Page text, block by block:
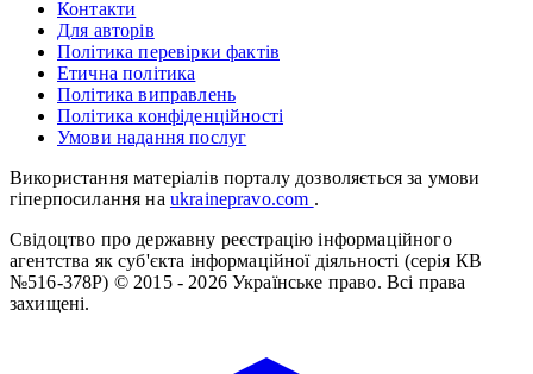
Контакти
Для авторів
Політика перевірки фактів
Етична політика
Політика виправлень
Політика конфіденційності
Умови надання послуг
Використання матеріалів порталу дозволяється за умови
гіперпосилання на ukrainepravo.com .
Свідоцтво про державну реєстрацію інформаційного
агентства як суб'єкта інформаційної діяльності (серія КВ
№516-378Р) © 2015 - 2026 Українське право. Всі права
захищені.